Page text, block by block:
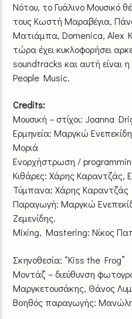
Νότου, το Γυάλινο Μουσικό
τους Κωστή Μαραβέγια,
Ματιάμπα, Domenica, Alex
τώρα έχει κυκλοφορήσει
soundtracks και αυτή είναι
People Music.
Credits:
Μουσική – στίχοι: Joanna
Ερμηνεία: Μαργκώ
Μοριά
Ενορχήστρωση /
Κιθάρες: Χάρης Καραντζάς,
Τύμπανα: Χάρης Καραντζάς
Παραγωγή: Μαργκώ
Ζεμενίδης.
Mixing, Mastering: Νίκος
Σκηνοθεσία: “Kiss the Frog”
Μοντάζ – διεύθυνση
Μαργκετουσάκης, Θάνος
Βοηθός παραγωγής: